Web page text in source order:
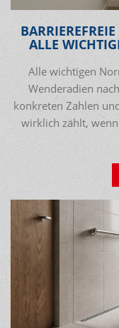
ALLE
Alle wichtigen
Wenderadien
konkreten Zahlen
wirklich zählt,